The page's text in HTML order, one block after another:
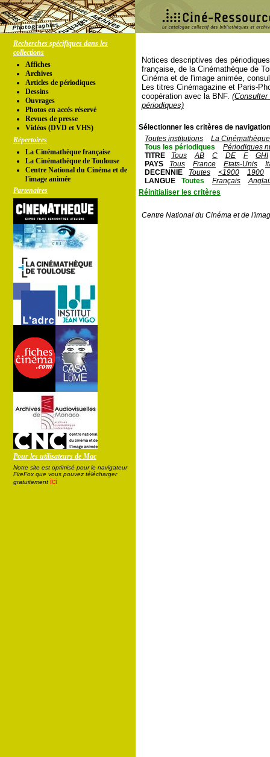
Recherches spécifiques dans les
collections
Affiches
Archives
Articles de périodiques
Dessins
Ouvrages
Photos en accés réservé
Revues de presse
Vidéos (DVD et VHS)
Répertoires
La Cinémathèque française
La Cinémathèque de Toulouse
Centre National du Cinéma et de
l'image animée
Partenaires
Pour les utilisateurs de Mac
Notre site est optimisé pour le navigateur
FireFox que vous pouvez télécharger
gratuitement ici
Notices descriptives des
française, de la Cinémathèque de
Cinéma et de l'image animée,
Les titres Cinémagazine et Paris-
coopération avec la BNF.
périodiques)
Sélectionner les critères de
Toutes institutions
La
Tous les périodiques
Périodiques
TITRE
Tous AB C DE F
GHI
PAYS
Tous France Etats-Unis
DECENNIE
Toutes <1900
1900
LANGUE
Toutes Français
Réinitialiser les critères
Centre National du Cinéma et de